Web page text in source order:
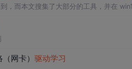
，而本文搜集了大部分的工具，并在
网卡） 驱动学习